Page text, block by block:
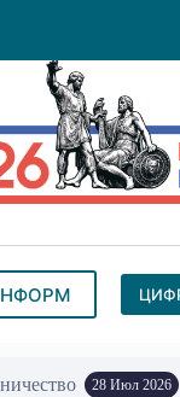
28 Июл 2026